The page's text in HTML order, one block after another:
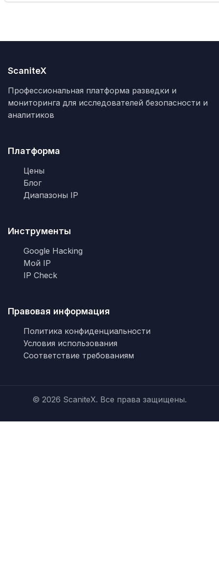
ScaniteX
Профессиональная платформа разведки и
мониторинга для исследователей безопасности и
аналитиков
Платформа
Цены
Блог
Диапазоны IP
Инструменты
Google Hacking
Мой IP
IP Check
Правовая информация
Политика конфиденциальности
Условия использования
Соответствие требованиям
© 2026 ScaniteX. Все права защищены.